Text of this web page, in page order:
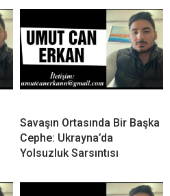
Savaşın Ortasında Bir Başka
Cephe: Ukrayna’da
Yolsuzluk Sarsıntısı